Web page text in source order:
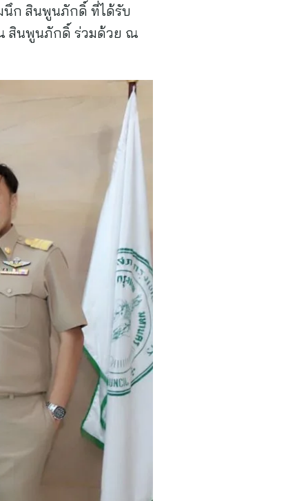
นึก สินพูนภักดิ์ ที่ได้รับ
ณ สินพูนภักดิ์ ร่วมด้วย ณ